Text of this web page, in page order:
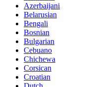
Azerbaijani
Belarusian
Bengali
Bosnian
Bulgarian
Cebuano
Chichewa
Corsican
Croatian